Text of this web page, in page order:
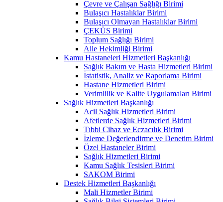
Çevre ve Çalışan Sağlığı Birimi
Bulaşıcı Hastalıklar Birimi
Bulaşıcı Olmayan Hastalıklar Birimi
ÇEKÜS Birimi
Toplum Sağlığı Birimi
Aile Hekimliği Birimi
Kamu Hastaneleri Hizmetleri Başkanlığı
Sağlık Bakım ve Hasta Hizmetleri Birimi
İstatistik, Analiz ve Raporlama Birimi
Hastane Hizmetleri Birimi
Verimlilik ve Kalite Uygulamaları Birimi
Sağlık Hizmetleri Başkanlığı
Acil Sağlık Hizmetleri Birimi
Afetlerde Sağlık Hizmetleri Birimi
Tıbbi Cihaz ve Eczacılık Birimi
İzleme Değerlendirme ve Denetim Birimi
Özel Hastaneler Birimi
Sağlık Hizmetleri Birimi
Kamu Sağlık Tesisleri Birimi
SAKOM Birimi
Destek Hizmetleri Başkanlığı
Mali Hizmetler Birimi